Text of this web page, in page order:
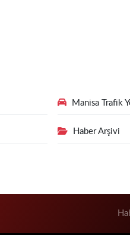
Manisa Trafik
Haber Arşivi